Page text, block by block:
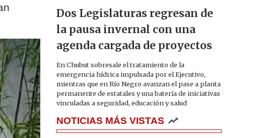
Dos Legislaturas regresan de
la pausa invernal con una
agenda cargada de proyectos
En Chubut sobresale el tratamiento de la
emergencia hídrica impulsada por el Ejecutivo,
mientras que en Río Negro avanzan el pase a planta
permanente de estatales y una batería de iniciativas
vinculadas a seguridad, educación y salud
NOTICIAS MÁS VISTAS